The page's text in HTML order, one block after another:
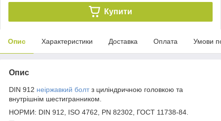
Купити
Опис Характеристики Доставка Оплата Умови
Опис
DIN 912 неіржавкий болтз циліндричною головкою та
внутрішнім шестигранником.
НОРМИ: DIN 912, ISO 4762, PN 82302, ГОСТ 11738-84.